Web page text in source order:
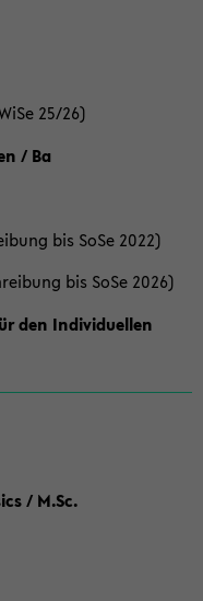
25/26)
/ Ba
bis SoSe 2022)
bis SoSe 2026)
den Individuellen
/ M.Sc.